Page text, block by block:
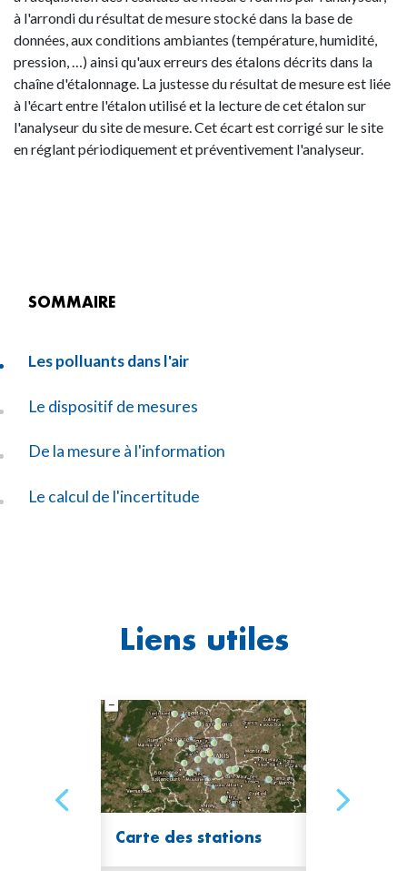
à l'arrondi du résultat de mesure stocké dans la base de
données, aux conditions ambiantes (température, humidité,
pression, …) ainsi qu'aux erreurs des étalons décrits dans la
chaîne d'étalonnage. La justesse du résultat de mesure est liée
à l'écart entre l'étalon utilisé et la lecture de cet étalon sur
l'analyseur du site de mesure. Cet écart est corrigé sur le site
en réglant périodiquement et préventivement l'analyseur.
SOMMAIRE
Les polluants dans l'air
Le dispositif de mesures
De la mesure à l'information
Le calcul de l'incertitude
Liens utiles
Carte des stations